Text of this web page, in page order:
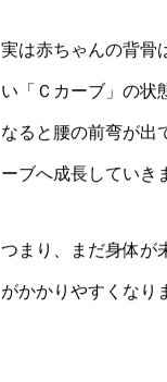
実は赤ちゃんの背骨
い「Ｃカーブ」の状
なると腰の前弯が出
ーブへ成長していき
つまり、まだ身体が
がかかりやすくなり